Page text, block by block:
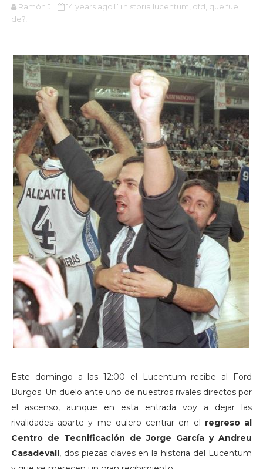
Ramón J. 14 years ago historia lucentum, qfd, que fue
de?,
Este domingo a las 12:00 el Lucentum recibe al Ford
Burgos. Un duelo ante uno de nuestros rivales directos por
el ascenso, aunque en esta entrada voy a dejar las
rivalidades aparte y me quiero centrar en el regreso al
Centro de Tecnificación de Jorge García y Andreu
Casadevall, dos piezas claves en la historia del Lucentum